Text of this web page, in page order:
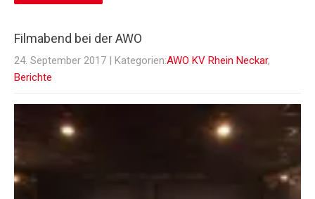
Filmabend bei der AWO
24. September 2017 | Kategorien:AWO KV Rhein Neckar,
Berichte